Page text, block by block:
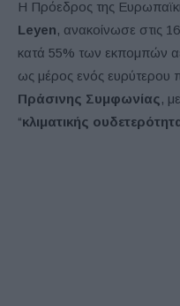
H Πρόεδρος της
Leyen, ανακοίνωσε στις
κατά 55% των εκπομπών
ως μέρος ενός ευρύτερου
Πράσινης Συμφωνίας ,
“κλιματικής